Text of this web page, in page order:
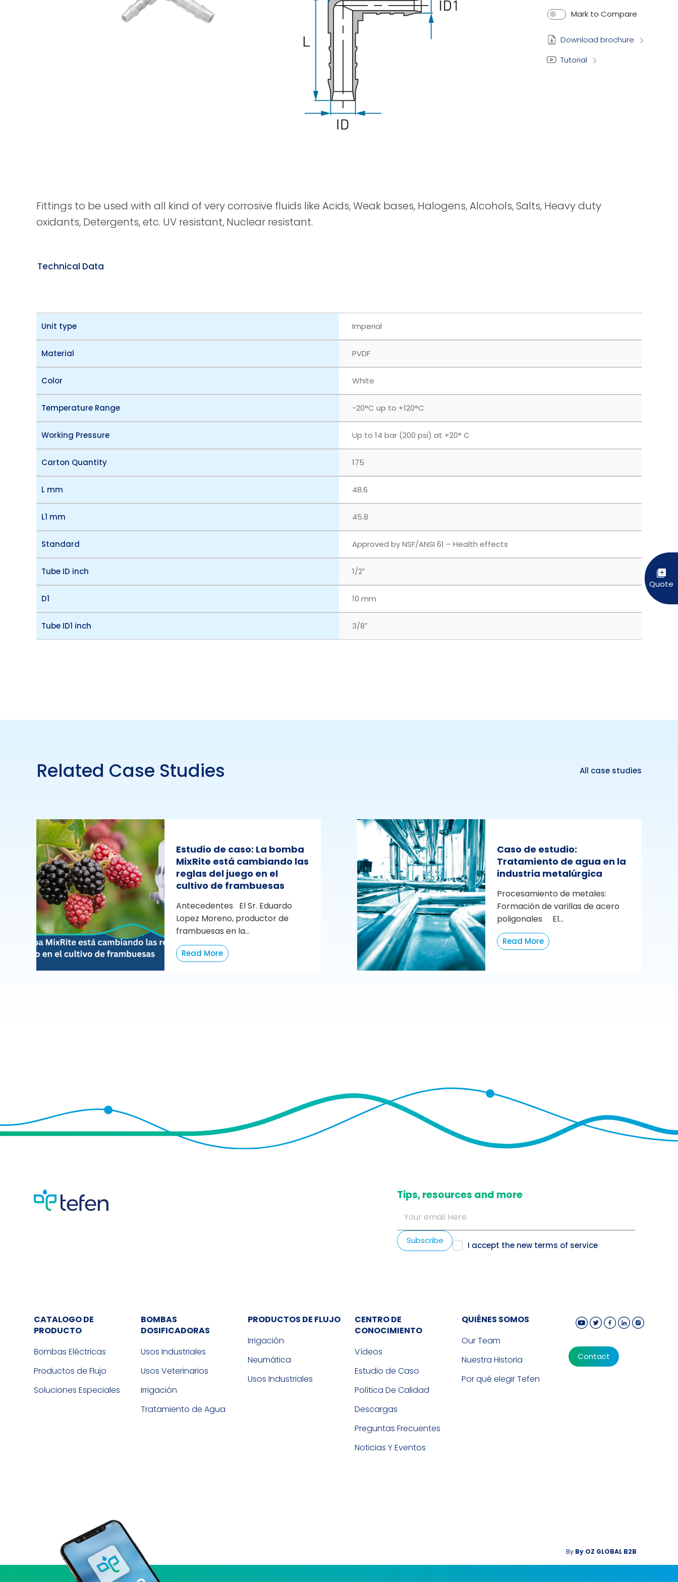
Pistolas Pulverizadoras Mark to Compare
Download brochure
Tutorial
Fittings to be used with all kind of very corrosive fluids like Acids, Weak bases, Halogens, Alcohols, Salts, Heavy duty
oxidants, Detergents, etc. UV resistant, Nuclear resistant.
Technical Data
Unit type Imperial
Material PVDF
Color White
Temperature Range ‎-20°C up to +120°C
Working Pressure Up to 14 bar (200 psi) at +20° C
Carton Quantity 175
L mm 48.6
L1 mm 45.8
Standard Approved by NSF/ANSI 61 – Health effects
Tube ID inch 1/2″
D1 10 mm
Tube ID1 inch 3/8″
Related Case Studies All case studies
Estudio de caso: La bomba
MixRite está cambiando las
reglas del juego en el
cultivo de frambuesas
Antecedentes El Sr. Eduardo
Lopez Moreno, productor de
frambuesas en la...
Read More
Caso de estudio:
Tratamiento de agua en la
industria metalúrgica
Procesamiento de metales:
Formación de varillas de acero
poligonales El...
Read More
​Tips, resources and more
I accept the new terms of service
CATALOGO DE
PRODUCTO
Bombas Eléctricas
Productos de Flujo
Soluciones Especiales
BOMBAS
DOSIFICADORAS
Usos Industriales
Usos Veterinarios
Irrigación
Tratamiento de Agua
PRODUCTOS DE FLUJO
Irrigación
Neumática
Usos Industriales
CENTRO DE
CONOCIMIENTO
Vídeos
Estudio de Caso
Política De Calidad
Descargas
Preguntas Frecuentes
Noticias Y Eventos
QUIÉNES SOMOS
Our Team
Nuestra Historia
Por qué elegir Tefen
Contact
By By OZ GLOBAL B2B